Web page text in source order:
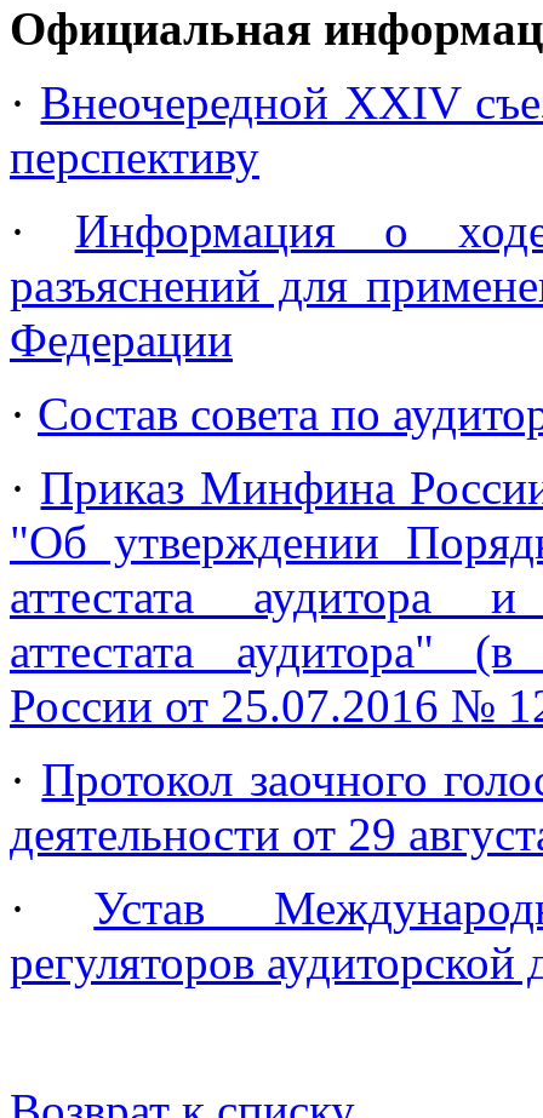
Официальная
· Внеочередной XXIV
перспективу
· Информация о
разъяснений для
Федерации
· Состав совета по
· Приказ Минфина
"Об утверждении
аттестата аудитора
аттестата аудитора"
России от 25.07.2016 №
· Протокол заочного
деятельности от 29
· Устав
регуляторов аудиторской